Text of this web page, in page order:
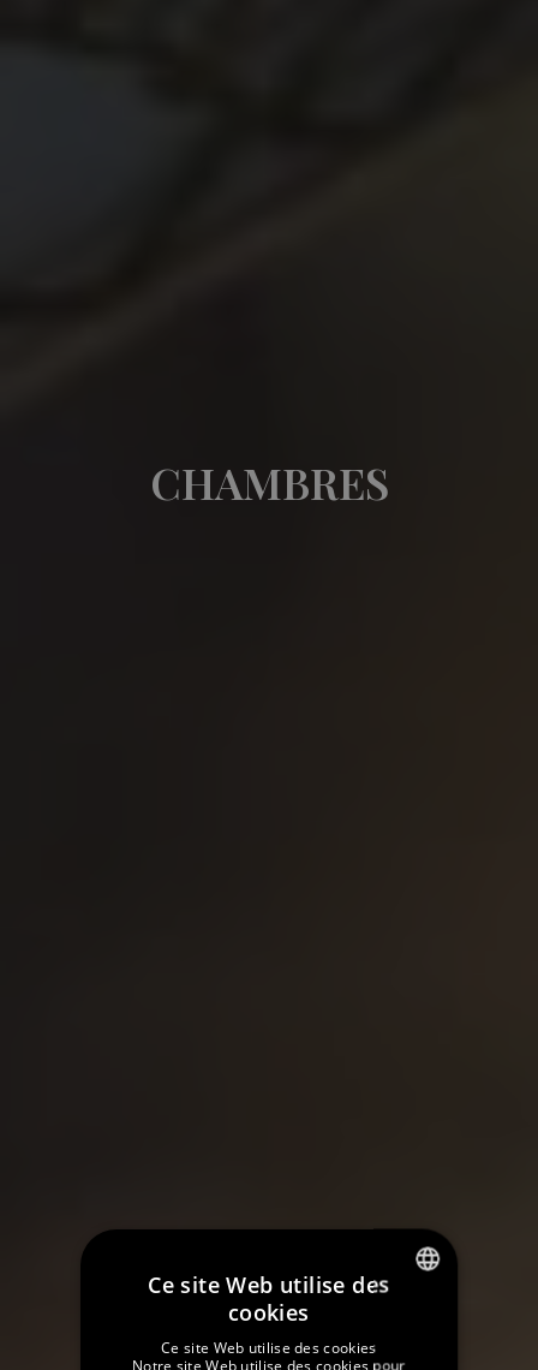
CHAMBRES
ENGLISH
Ce site Web utilise des
cookies
Ce site Web utilise des cookies
Notre site Web utilise des cookies pour